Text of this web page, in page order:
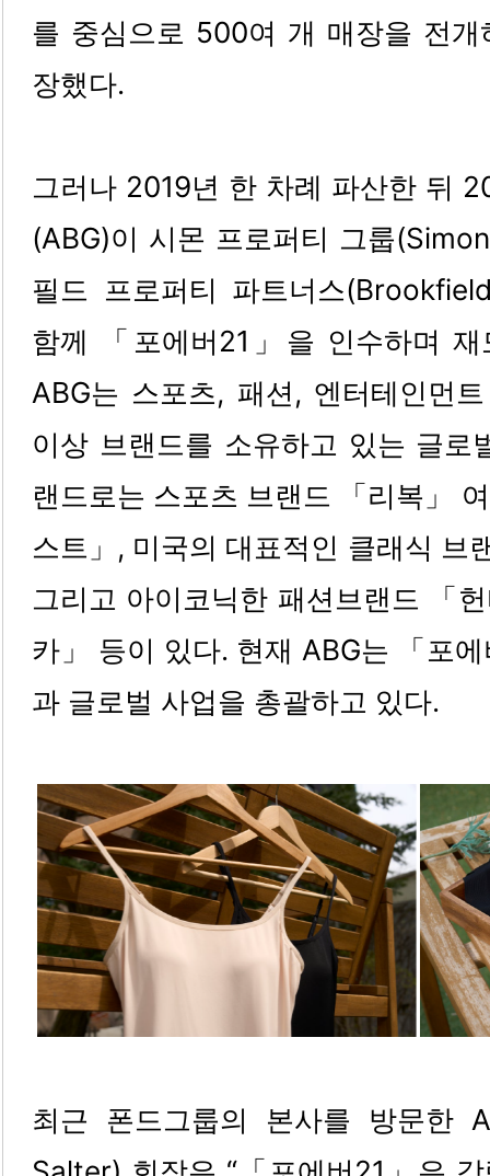
를 중심으로 500여 개 매장을 전
장했다.
그러나 2019년 한 차례 파산한 뒤
(ABG)이 시몬 프로퍼티 그룹
필드 프로퍼티 파트너스
함께 「포에버21」을 인수하며
ABG는 스포츠, 패션, 엔터테인먼
이상 브랜드를 소유하고 있는 글로
랜드로는 스포츠 브랜드 「리복」
스트」, 미국의 대표적인 클래식 브
그리고 아이코닉한 패션브랜드 「
카」 등이 있다. 현재 ABG는 「포
과 글로벌 사업을 총괄하고 있다.
최근 폰드그룹의 본사를 방문한